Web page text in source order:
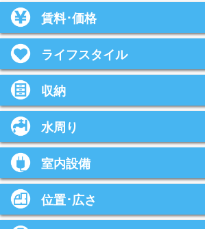
賃料･価格
ライフスタイル
収納
水周り
室内設備
位置･広さ